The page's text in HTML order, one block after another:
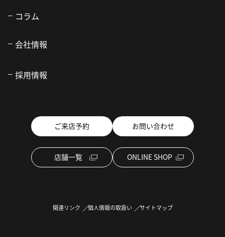
コラム
会社情報
採用情報
ご来店予約 お問い合わせ
店舗一覧 ONLINE SHOP
関連リンク 個人情報の取扱い サイトマップ